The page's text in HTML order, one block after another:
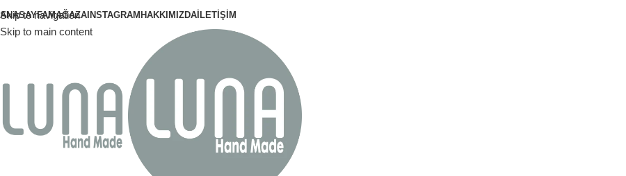
Skip to navigation
Skip to main content
ANASAYFAMAĞAZAINSTAGRAMHAKKIMIZDAİLETIŞIM